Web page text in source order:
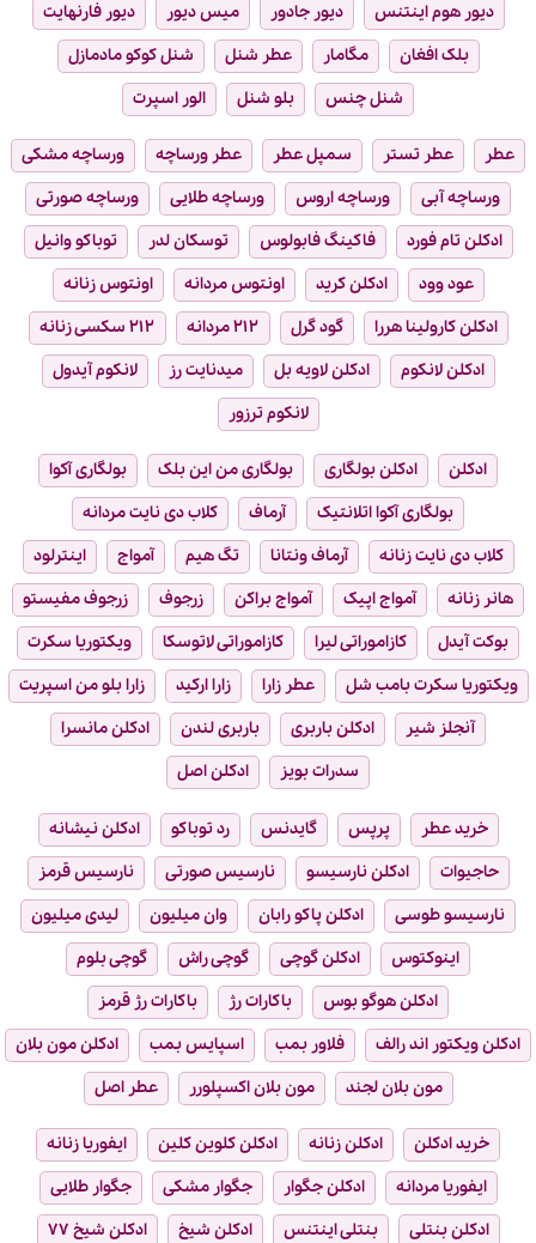
دیور هوم اینتنس
دیور جادور میس دیور
دیور فارنهایت
بلک افغان
مگامار عطر شنل
شنل کوکو مادمازل
شنل چنس
بلو شنل الور اسپرت
عطر عطر تستر سمپل عطر عطر ورساچه
ورساچه مشکی
ورساچه آبی
ورساچه اروس ورساچه طلایی
ورساچه صورتی
ادکلن تام فورد
فاکینگ فابولوس توسکان لدر
توباکو وانیل
عود وود
ادکلن کرید اونتوس مردانه
اونتوس زنانه
ادکلن کارولینا هررا
گود گرل ۲۱۲ مردانه
۲۱۲ سکسی زنانه
ادکلن لانکوم
ادکلن لاویه بل میدنایت رز
لانکوم آیدول
لانکوم ترزور
ادکلن ادکلن بولگاری بولگاری من این بلک
بولگاری آکوا
بولگاری آکوا اتلانتیک
آرماف
کلاب دی نایت مردانه
کلاب دی نایت زنانه
آرماف ونتانا تگ هیم آمواج
اینترلود
هانر زنانه
آمواج اپیک آمواج براکن زرجوف
زرجوف مفیستو
بوکت آیدل
کازاموراتی لیرا کازاموراتی لاتوسکا
ویکتوریا سکرت
ویکتوریا سکرت بامب شل
عطر زارا زارا ارکید
زارا بلو من اسپریت
آنجلز شیر
ادکلن باربری باربری لندن
ادکلن مانسرا
سدرات بویز
ادکلن اصل
خرید عطر پرپس گایدنس رد توباکو
ادکلن نیشانه
حاجیوات
ادکلن نارسیسو نارسیس صورتی
نارسیس قرمز
نارسیسو طوسی
ادکلن پاکو رابان وان میلیون
لیدی میلیون
اینوکتوس
ادکلن گوچی گوچی راش
گوچی بلوم
ادکلن هوگو بوس
باکارات رژ
باکارات رژ قرمز
ادکلن ویکتور اند رالف
فلاور بمب اسپایس بمب
ادکلن مون بلان
مون بلان لجند
مون بلان اکسپلورر عطر اصل
خرید ادکلن ادکلن زنانه ادکلن کلوین کلین
ایفوریا زنانه
ایفوریا مردانه
ادکلن جگوار جگوار مشکی
جگوار طلایی
ادکلن بنتلی
بنتلی اینتنس ادکلن شیخ
ادکلن شیخ ۷۷